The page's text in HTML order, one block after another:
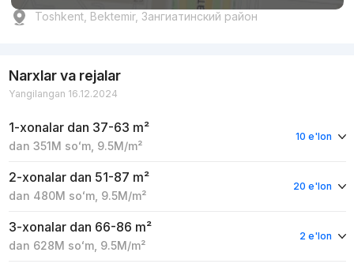
Toshkent, Bektemir, Зангиатинский район
Narxlar va rejalar
Yangilangan 16.12.2024
1-xonalar dan 37-63 m²
dan 351M soʻm, 9.5M/m²
10 e'lon
2-xonalar dan 51-87 m²
dan 480M soʻm, 9.5M/m²
20 e'lon
3-xonalar dan 66-86 m²
dan 628M soʻm, 9.5M/m²
2 e'lon